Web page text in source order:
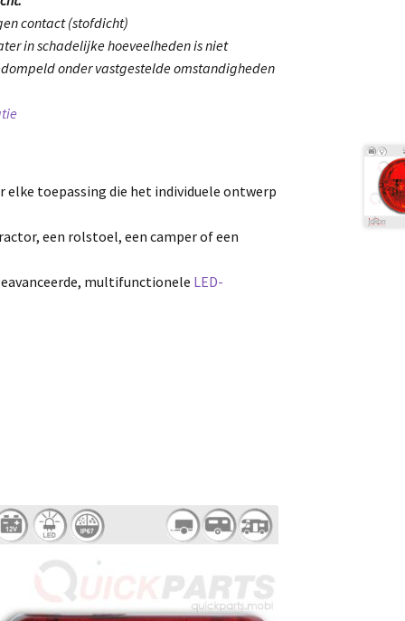
contact (stofdicht)
in schadelijke hoeveelheden is niet
onder vastgestelde omstandigheden
toepassing die het individuele ontwerp
een rolstoel, een camper of een
multifunctionele LED-